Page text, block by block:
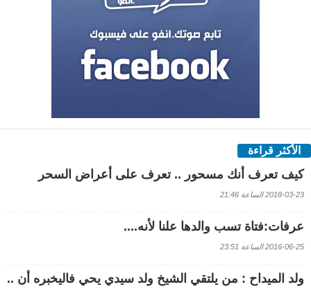
الأكثر قراءة
كيف تعرف أنك مسحور .. تعرف على أعراض السحر
2018-03-23 الساعة 21:46
عرفات:فتاة تسب والدها علنا لأنه....
2016-06-25 الساعة 23:51
ولد الميداح : من يلتقي الشيخ ولد سيدي يحي فاليخبره أن ..